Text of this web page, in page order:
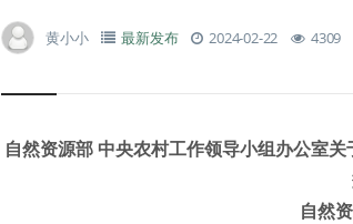
黄小小 最新发布 2024-02-22 4309
自然资源部 中央农村工作领导小组办公室
自然